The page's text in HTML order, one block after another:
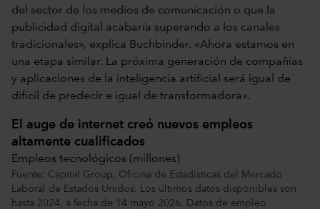
del sector de los medios de comunicación o que la
publicidad digital acabaría superando a los canales
tradicionales», explica Buchbinder. «Ahora estamos en
una etapa similar. La próxima generación de compañías
y aplicaciones de la inteligencia artificial será igual de
difícil de predecir e igual de transformadora».
El auge de internet creó nuevos empleos
altamente cualificados
Empleos tecnológicos (millones)
Fuente: Capital Group, Oficina de Estadísticas del Mercado
Laboral de Estados Unidos. Los últimos datos disponibles son
hasta 2024, a fecha de 14 mayo 2026. Datos de empleo